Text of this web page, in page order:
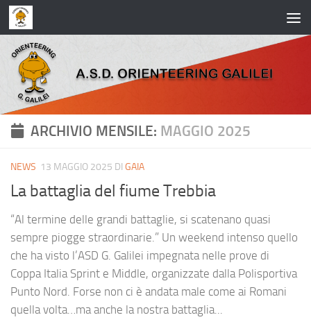
Salta al contenuto
ARCHIVIO MENSILE: MAGGIO 2025
NEWS 13 MAGGIO 2025 DI GAIA
La battaglia del fiume Trebbia
“Al termine delle grandi battaglie, si scatenano quasi
sempre piogge straordinarie.” Un weekend intenso quello
che ha visto l’ASD G. Galilei impegnata nelle prove di
Coppa Italia Sprint e Middle, organizzate dalla Polisportiva
Punto Nord. Forse non ci è andata male come ai Romani
quella volta…ma anche la nostra battaglia...